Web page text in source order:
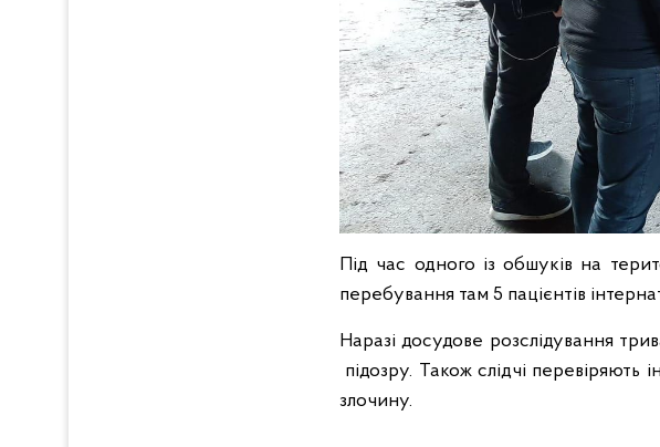
Під час одного із обшуків на
перебування там 5 пацієнтів
Наразі досудове розслідування
підозру. Також слідчі перевіряють
злочину.